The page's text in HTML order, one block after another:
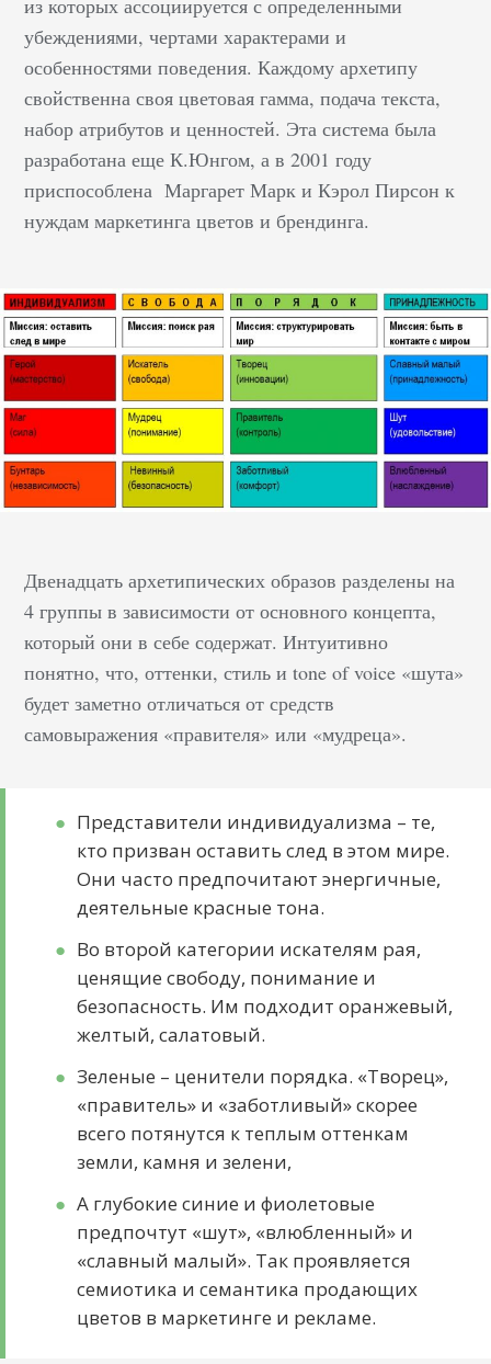
из которых ассоциируется с определенными
убеждениями, чертами характерами и
особенностями поведения. Каждому архетипу
свойственна своя цветовая гамма, подача текста,
набор атрибутов и ценностей. Эта система была
разработана еще К.Юнгом, а в 2001 году
приспособлена Маргарет Марк и Кэрол Пирсон к
нуждам маркетинга цветов и брендинга.
Двенадцать архетипических образов разделены на
4 группы в зависимости от основного концепта,
который они в себе содержат. Интуитивно
понятно, что, оттенки, стиль и tone of voice «шута»
будет заметно отличаться от средств
самовыражения «правителя» или «мудреца».
Представители индивидуализма – те,
кто призван оставить след в этом мире.
Они часто предпочитают энергичные,
деятельные красные тона.
Во второй категории искателям рая,
ценящие свободу, понимание и
безопасность. Им подходит оранжевый,
желтый, салатовый.
Зеленые – ценители порядка. «Творец»,
«правитель» и «заботливый» скорее
всего потянутся к теплым оттенкам
земли, камня и зелени,
А глубокие синие и фиолетовые
предпочтут «шут», «влюбленный» и
«славный малый». Так проявляется
семиотика и семантика продающих
цветов в маркетинге и рекламе.